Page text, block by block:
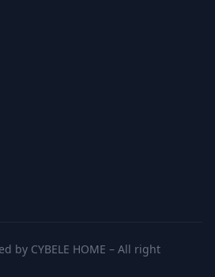
by CYBELE HOME – All right